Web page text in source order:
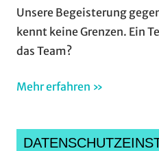
Unsere Begeisterung
kennt keine Grenzen. Ein
das Team?
Mehr erfahren »